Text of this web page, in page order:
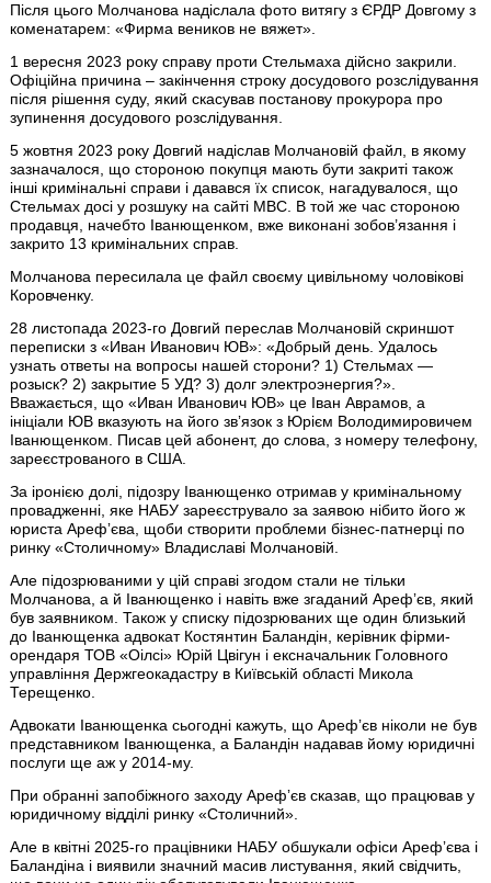
Після цього Молчанова надіслала фото витягу з ЄРДР Довгому з
коменатарем: «Фирма веников не вяжет».
1 вересня 2023 року справу проти Стельмаха дійсно закрили.
Офіційна причина – закінчення строку досудового розслідування
після рішення суду, який скасував постанову прокурора про
зупинення досудового розслідування.
5 жовтня 2023 року Довгий надіслав Молчановій файл, в якому
зазначалося, що стороною покупця мають бути закриті також
інші кримінальні справи і давався їх список, нагадувалося, що
Стельмах досі у розшуку на сайті МВС. В той же час стороною
продавця, начебто Іванющенком, вже виконані зобов’язання і
закрито 13 кримінальних справ.
Молчанова пересилала це файл своєму цивільному чоловікові
Коровченку.
28 листопада 2023-го Довгий переслав Молчановій скриншот
переписки з «Иван Иванович ЮВ»: «Добрый день. Удалось
узнать ответы на вопросы нашей сторони? 1) Стельмах —
розыск? 2) закрытие 5 УД? 3) долг электроэнергия?».
Вважається, що «Иван Иванович ЮВ» це Іван Аврамов, а
ініціали ЮВ вказують на його звʼязок з Юрієм Володимировичем
Іванющенком. Писав цей абонент, до слова, з номеру телефону,
зареєстрованого в США.
За іронією долі, підозру Іванющенко отримав у кримінальному
провадженні, яке НАБУ зареєструвало за заявою нібито його ж
юриста Арефʼєва, щоби створити проблеми бізнес-патнерці по
ринку «Столичному» Владиславі Молчановій.
Але підозрюваними у цій справі згодом стали не тільки
Молчанова, а й Іванющенко і навіть вже згаданий Арефʼєв, який
був заявником. Також у списку підозрюваних ще один близький
до Іванющенка адвокат Костянтин Баландін, керівник фірми-
орендаря ТОВ «Оілсі» Юрій Цвігун і ексначальник Головного
управління Держгеокадастру в Київській області Микола
Терещенко.
Адвокати Іванющенка сьогодні кажуть, що Арефʼєв ніколи не був
представником Іванющенка, а Баландін надавав йому юридичні
послуги ще аж у 2014-му.
При обранні запобіжного заходу Арефʼєв сказав, що працював у
юридичному відділі ринку «Столичний».
Але в квітні 2025-го працівники НАБУ обшукали офіси Арефʼєва і
Баландіна і виявили значний масив листування, який свідчить,